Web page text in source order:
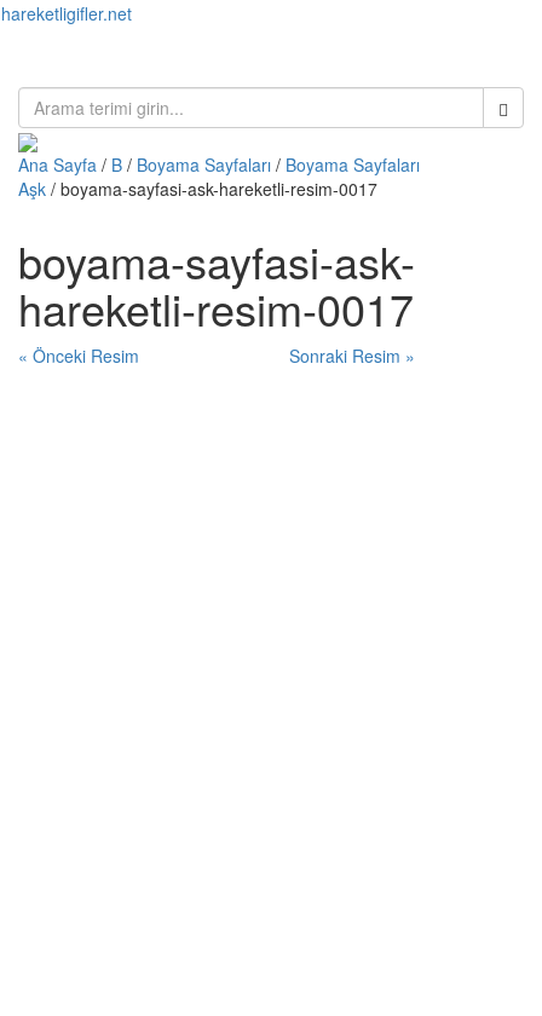
hareketligifler.net
Ana Sayfa / B / Boyama Sayfaları / Boyama Sayfaları
Aşk / boyama-sayfasi-ask-hareketli-resim-0017
boyama-sayfasi-ask-
hareketli-resim-0017
« Önceki Resim Sonraki Resim »